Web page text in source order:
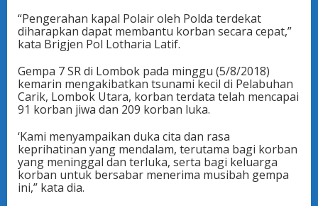
“Pengerahan kapal Polair oleh Polda terdekat
diharapkan dapat membantu korban secara cepat,”
kata Brigjen Pol Lotharia Latif.
Gempa 7 SR di Lombok pada minggu (5/8/2018)
kemarin mengakibatkan tsunami kecil di Pelabuhan
Carik, Lombok Utara, korban terdata telah mencapai
91 korban jiwa dan 209 korban luka.
‘Kami menyampaikan duka cita dan rasa
keprihatinan yang mendalam, terutama bagi korban
yang meninggal dan terluka, serta bagi keluarga
korban untuk bersabar menerima musibah gempa
ini,” kata dia.